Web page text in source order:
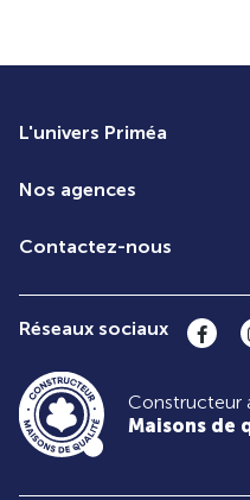
L'univers Priméa
Nos agences
Contactez-nous
Réseaux sociaux
Constructeur
Maisons de